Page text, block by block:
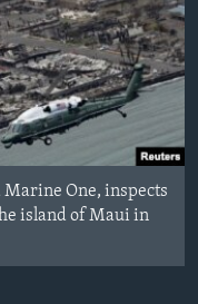
Marine One, inspects
island of Maui in